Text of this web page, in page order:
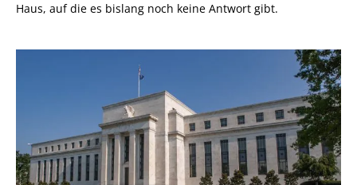
Haus, auf die es bislang noch keine Antwort gibt.